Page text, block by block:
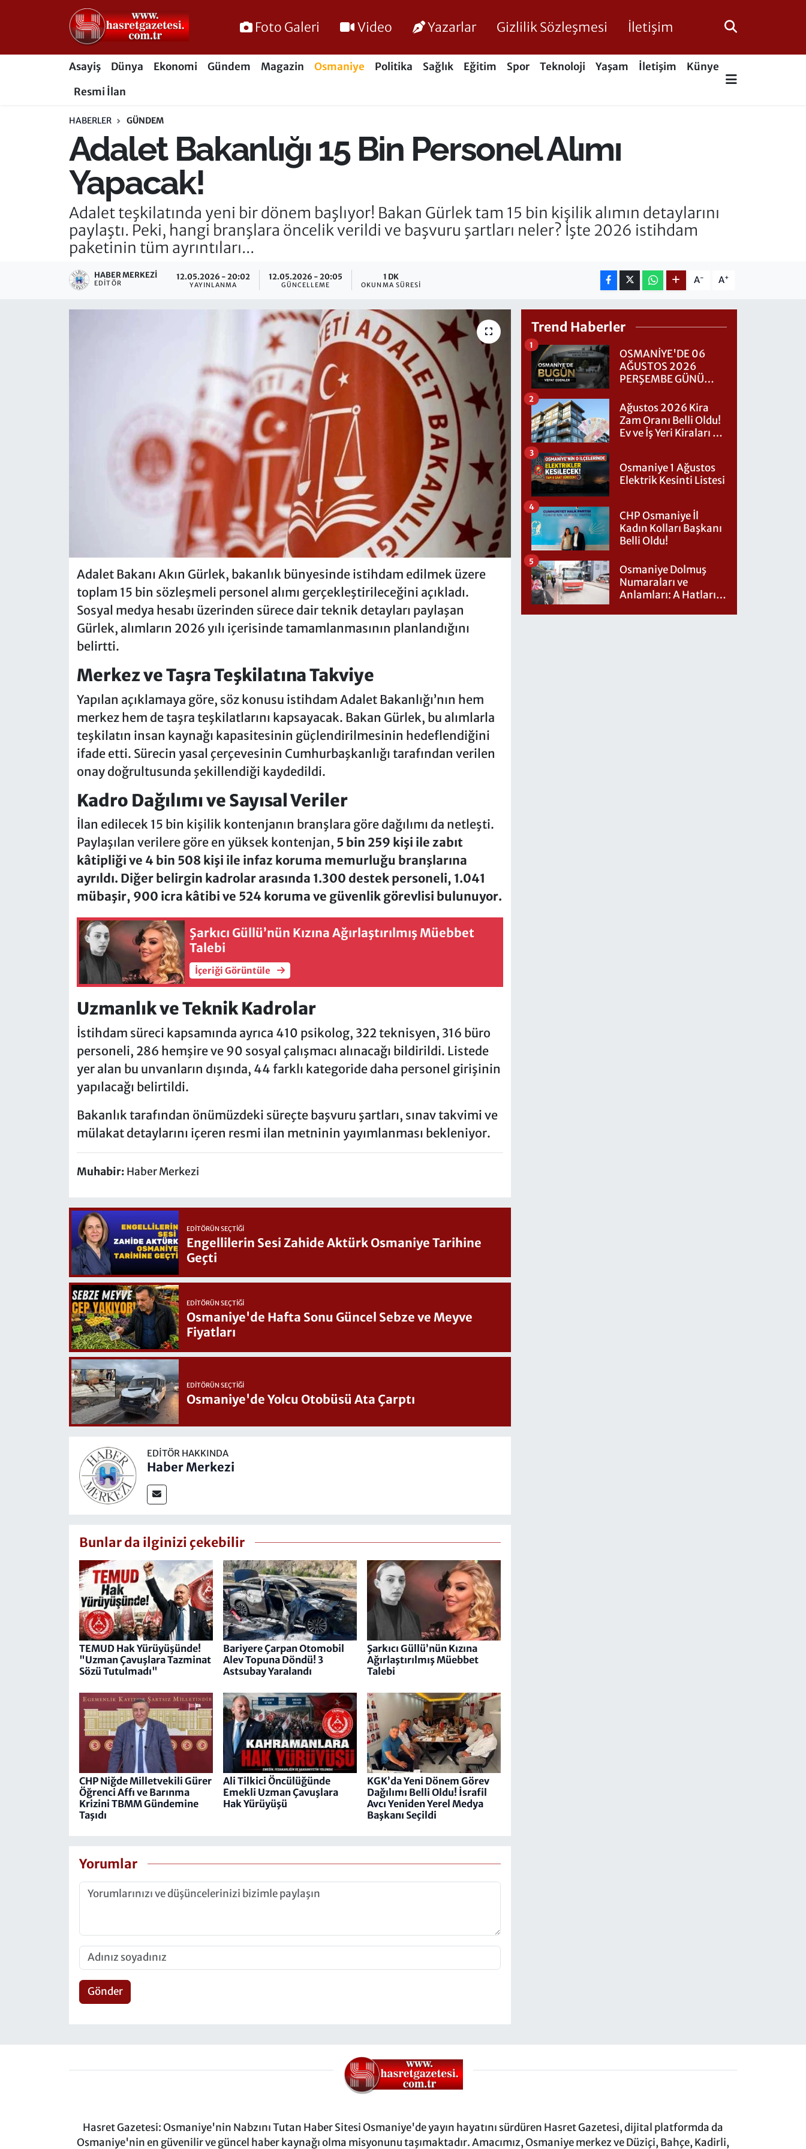
Foto Galeri Video Yazarlar Gizlilik Sözleşmesi İletişim
Asayiş Dünya Ekonomi Gündem Magazin Osmaniye Politika Sağlık Eğitim Spor Teknoloji Yaşam İletişim
Künye
Resmi İlan
HABERLER GÜNDEM
Adalet Bakanlığı 15 Bin Personel Alımı
Yapacak!
Adalet teşkilatında yeni bir dönem başlıyor! Bakan Gürlek tam 15 bin kişilik alımın detaylarını
paylaştı. Peki, hangi branşlara öncelik verildi ve başvuru şartları neler? İşte 2026 istihdam
paketinin tüm ayrıntıları...
HABER MERKEZI
EDITÖR
12.05.2026 - 20:02
YAYINLANMA
12.05.2026 - 20:05
GÜNCELLEME
1 DK
OKUNMA SÜRESI A- A+
Adalet Bakanı Akın Gürlek, bakanlık bünyesinde istihdam edilmek üzere
toplam 15 bin sözleşmeli personel alımı gerçekleştirileceğini açıkladı.
Sosyal medya hesabı üzerinden sürece dair teknik detayları paylaşan
Gürlek, alımların 2026 yılı içerisinde tamamlanmasının planlandığını
belirtti.
Merkez ve Taşra Teşkilatına Takviye
Yapılan açıklamaya göre, söz konusu istihdam Adalet Bakanlığı’nın hem
merkez hem de taşra teşkilatlarını kapsayacak. Bakan Gürlek, bu alımlarla
teşkilatın insan kaynağı kapasitesinin güçlendirilmesinin hedeflendiğini
ifade etti. Sürecin yasal çerçevesinin Cumhurbaşkanlığı tarafından verilen
onay doğrultusunda şekillendiği kaydedildi.
Kadro Dağılımı ve Sayısal Veriler
İlan edilecek 15 bin kişilik kontenjanın branşlara göre dağılımı da netleşti.
Paylaşılan verilere göre en yüksek kontenjan, 5 bin 259 kişi ile zabıt
kâtipliği ve 4 bin 508 kişi ile infaz koruma memurluğu branşlarına
ayrıldı. Diğer belirgin kadrolar arasında 1.300 destek personeli, 1.041
mübaşir, 900 icra kâtibi ve 524 koruma ve güvenlik görevlisi bulunuyor.
Şarkıcı Güllü’nün Kızına Ağırlaştırılmış Müebbet
Talebi
İçeriği Görüntüle
Uzmanlık ve Teknik Kadrolar
İstihdam süreci kapsamında ayrıca 410 psikolog, 322 teknisyen, 316 büro
personeli, 286 hemşire ve 90 sosyal çalışmacı alınacağı bildirildi. Listede
yer alan bu unvanların dışında, 44 farklı kategoride daha personel girişinin
yapılacağı belirtildi.
Bakanlık tarafından önümüzdeki süreçte başvuru şartları, sınav takvimi ve
mülakat detaylarını içeren resmi ilan metninin yayımlanması bekleniyor.
Muhabir: Haber Merkezi
EDITÖRÜN SEÇTIĞI
Engellilerin Sesi Zahide Aktürk Osmaniye Tarihine
Geçti
EDITÖRÜN SEÇTIĞI
Osmaniye'de Hafta Sonu Güncel Sebze ve Meyve
Fiyatları
EDITÖRÜN SEÇTIĞI
Osmaniye'de Yolcu Otobüsü Ata Çarptı
EDITÖR HAKKINDA
Haber Merkezi
Bunlar da ilginizi çekebilir
TEMUD Hak Yürüyüşünde!
"Uzman Çavuşlara Tazminat
Sözü Tutulmadı"
Bariyere Çarpan Otomobil
Alev Topuna Döndü! 3
Astsubay Yaralandı
Şarkıcı Güllü’nün Kızına
Ağırlaştırılmış Müebbet
Talebi
CHP Niğde Milletvekili Gürer
Öğrenci Affı ve Barınma
Krizini TBMM Gündemine
Taşıdı
Ali Tilkici Öncülüğünde
Emekli Uzman Çavuşlara
Hak Yürüyüşü
KGK’da Yeni Dönem Görev
Dağılımı Belli Oldu! İsrafil
Avcı Yeniden Yerel Medya
Başkanı Seçildi
Yorumlar
Gönder
Trend Haberler
OSMANİYE'DE 06
AĞUSTOS 2026
PERŞEMBE GÜNÜ
1
Ağustos 2026 Kira
Zam Oranı Belli Oldu!
Ev ve İş Yeri Kiraları Ne
2
Osmaniye 1 Ağustos
Elektrik Kesinti Listesi
3
CHP Osmaniye İl
Kadın Kolları Başkanı
Belli Oldu!
4
Osmaniye Dolmuş
Numaraları ve
Anlamları: A Hatları
5
Hasret Gazetesi: Osmaniye'nin Nabzını Tutan Haber Sitesi Osmaniye'de yayın hayatını sürdüren Hasret Gazetesi, dijital platformda da
Osmaniye'nin en güvenilir ve güncel haber kaynağı olma misyonunu taşımaktadır. Amacımız, Osmaniye merkez ve Düziçi, Bahçe, Kadirli,
Osmaniye Nöbetçi Eczaneler
Osmaniye Hava Durumu
Süper Lig Puan Durumu ve Fikstür
Tüm Manşetler
Son Dakika Haberleri
Haber Arşivi